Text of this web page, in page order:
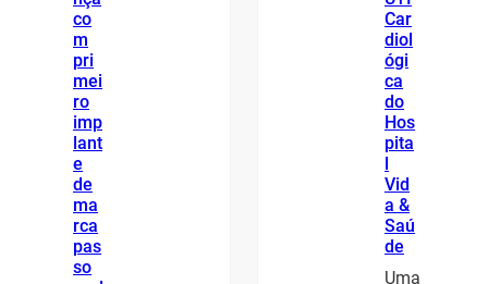
co
m
pri
mei
ro
imp
lant
e
de
ma
rca
pas
so
Car
diol
ógi
ca
do
Hos
pita
Vid
a &
Saú
de
Uma